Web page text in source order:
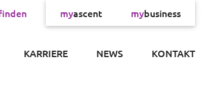
myascent mybusiness
KARRIERE NEWS KONTAKT
×